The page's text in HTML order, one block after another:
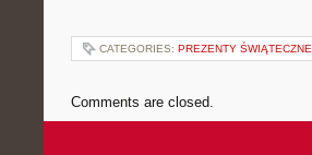
CATEGORIES: PREZENTY ŚWIĄTECZNE
Comments are closed.